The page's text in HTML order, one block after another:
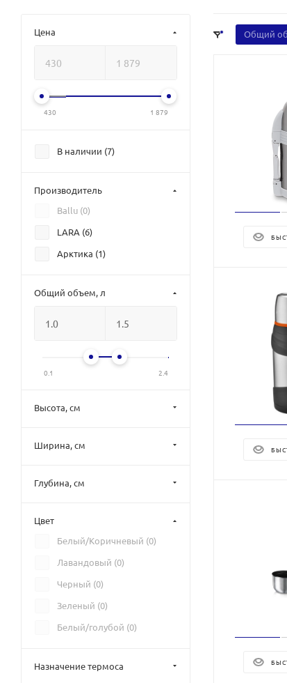
Общий
Цена
430 1 879
В наличии (7)
Производитель
Ballu (0)
LARA (6)
Арктика (1)
Общий объем, л
0.1 2.4
Высота, см
Ширина, см
Глубина, см
Цвет
Белый/Коричневый (0)
Лавандовый (0)
Черный (0)
Зеленый (0)
Белый/голубой (0)
Назначение термоса